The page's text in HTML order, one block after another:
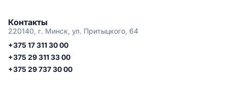
Контакты
220140, г. Минск, ул. Притыцкого, 64
+375 17 311 30 00
+375 29 311 33 00
+375 29 737 30 00